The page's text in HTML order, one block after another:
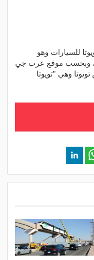
للسيارات وهو
وبحسب موقع عرب جي
وهي "تويوتا